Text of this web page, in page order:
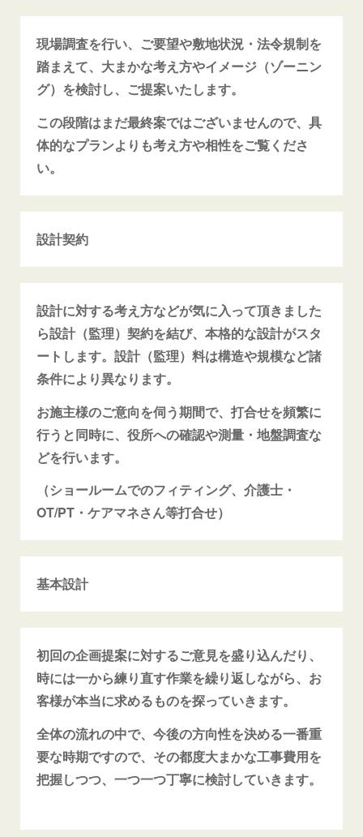
現場調査を行い、ご要望や敷地状況・法令規制を
踏まえて、大まかな考え方やイメージ（ゾーニン
グ）を検討し、ご提案いたします。
この段階はまだ最終案ではございませんので、具
体的なプランよりも考え方や相性をご覧くださ
い。
設計契約
設計に対する考え方などが気に入って頂きました
ら設計（監理）契約を結び、本格的な設計がスタ
ートします。設計（監理）料は構造や規模など諸
条件により異なります。
お施主様のご意向を伺う期間で、打合せを頻繁に
行うと同時に、役所への確認や測量・地盤調査な
どを行います。
（ショールームでのフィティング、介護士・
OT/PT・ケアマネさん等打合せ）
基本設計
初回の企画提案に対するご意見を盛り込んだり、
時には一から練り直す作業を繰り返しながら、お
客様が本当に求めるものを探っていきます。
全体の流れの中で、今後の方向性を決める一番重
要な時期ですので、その都度大まかな工事費用を
把握しつつ、一つ一つ丁寧に検討していきます。